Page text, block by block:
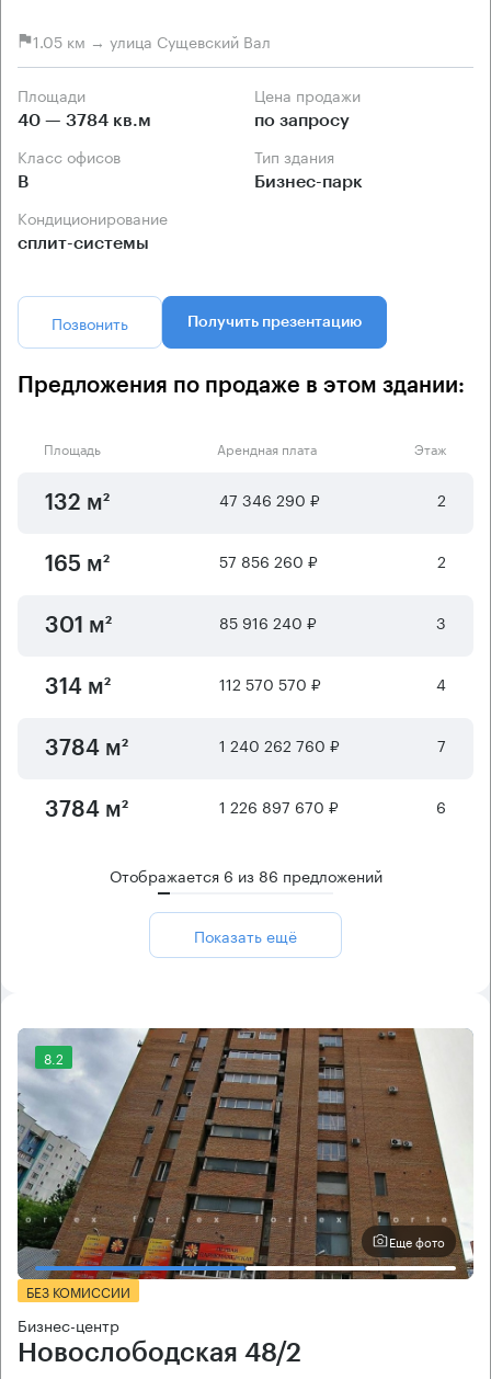
1.05 км → улица Сущевский Вал
Площади
40 — 3784 кв.м
Цена продажи
по запросу
Класс офисов
B
Тип здания
Бизнес-парк
Кондиционирование
сплит-системы
Позвонить Получить презентацию
Предложения по продаже в этом здании:
Площадь Арендная плата Этаж
132 м² 47 346 290 ₽ 2
165 м² 57 856 260 ₽ 2
301 м² 85 916 240 ₽ 3
314 м² 112 570 570 ₽ 4
3784 м² 1 240 262 760 ₽ 7
3784 м² 1 226 897 670 ₽ 6
Отображается 6 из 86 предложений
Показать ещё
8.2
Еще фото
БЕЗ КОМИССИИ
Бизнес-центр
Новослободская 48/2